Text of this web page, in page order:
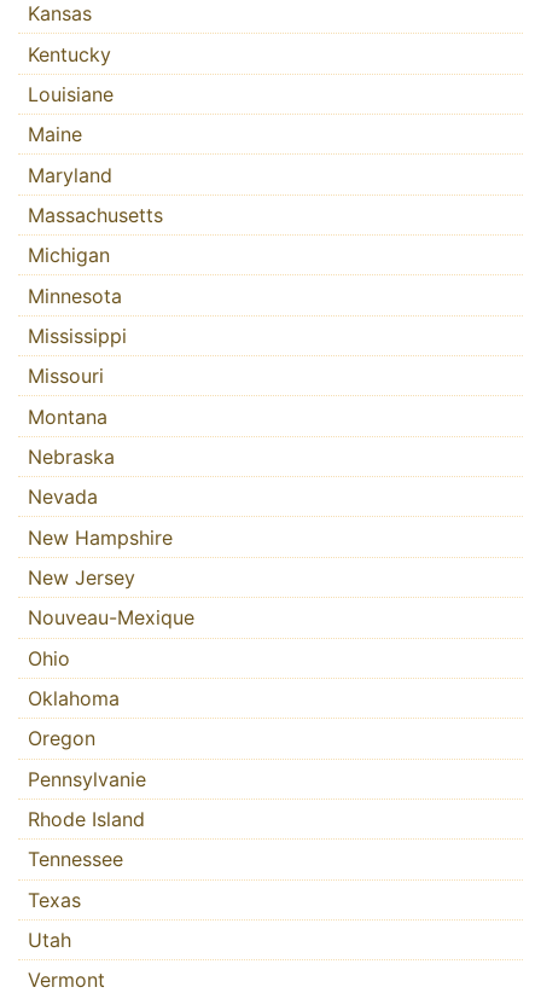
Kansas
Kentucky
Louisiane
Maine
Maryland
Massachusetts
Michigan
Minnesota
Mississippi
Missouri
Montana
Nebraska
Nevada
New Hampshire
New Jersey
Nouveau-Mexique
Ohio
Oklahoma
Oregon
Pennsylvanie
Rhode Island
Tennessee
Texas
Utah
Vermont